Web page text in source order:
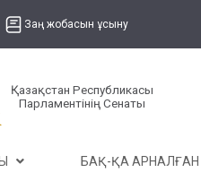
Заң жобасын ұсыну
Қазақстан Республикасы
Парламентінің Сенаты
БАҚ-ҚА АРНАЛҒАН